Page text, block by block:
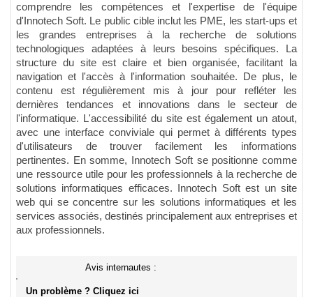
comprendre les compétences et l'expertise de l'équipe
d'Innotech Soft. Le public cible inclut les PME, les start-ups et
les grandes entreprises à la recherche de solutions
technologiques adaptées à leurs besoins spécifiques. La
structure du site est claire et bien organisée, facilitant la
navigation et l'accès à l'information souhaitée. De plus, le
contenu est régulièrement mis à jour pour refléter les
dernières tendances et innovations dans le secteur de
l'informatique. L'accessibilité du site est également un atout,
avec une interface conviviale qui permet à différents types
d'utilisateurs de trouver facilement les informations
pertinentes. En somme, Innotech Soft se positionne comme
une ressource utile pour les professionnels à la recherche de
solutions informatiques efficaces. Innotech Soft est un site
web qui se concentre sur les solutions informatiques et les
services associés, destinés principalement aux entreprises et
aux professionnels.
Avis internautes :
Un problème ? Cliquez ici